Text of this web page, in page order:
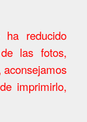
reducido
las fotos,
aconsejamos
imprimirlo,